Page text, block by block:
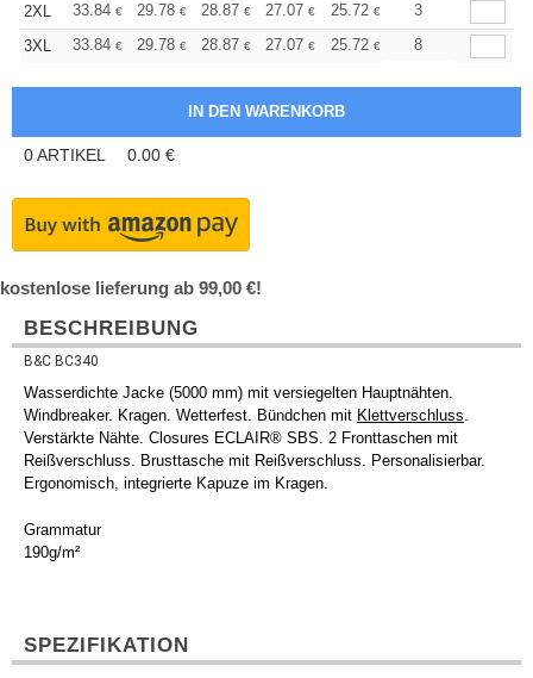
2XL
33.84 € 29.78 € 28.87 € 27.07 € 25.72 € 25.27
3
3XL
33.84 € 29.78 € 28.87 € 27.07 € 25.72 € 25.27
8
0ARTIKEL 0.00 €
kostenlose lieferung ab 99,00 €!
BESCHREIBUNG
B&C BC340
Wasserdichte Jacke (5000 mm) mit versiegelten Hauptnähten.
Windbreaker. Kragen. Wetterfest. Bündchen mit Klettverschluss.
Verstärkte Nähte. Closures ECLAIR® SBS. 2 Fronttaschen mit
Reißverschluss. Brusttasche mit Reißverschluss. Personalisierbar.
Ergonomisch, integrierte Kapuze im Kragen.
Grammatur
190g/m²
SPEZIFIKATION